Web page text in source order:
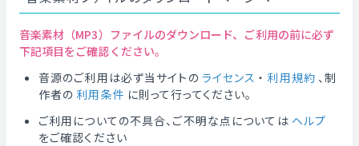
音楽素材（MP3）ファイルのダウンロード、ご利用の前に必ず
下記項目をご確認ください。
音源のご利用は必ず当サイトの ライセンス ・ 利用規約 、制
作者の 利用条件 に則って行ってください。
ご利用についての不具合、ご不明な点については ヘルプ
をご確認ください